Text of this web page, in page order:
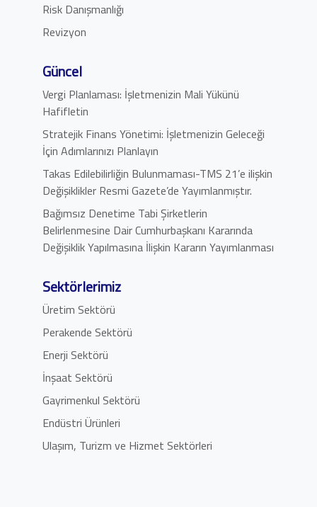
Risk Danışmanlığı
Revizyon
Güncel
Vergi Planlaması: İşletmenizin Mali Yükünü
Hafifletin
Stratejik Finans Yönetimi: İşletmenizin Geleceği
İçin Adımlarınızı Planlayın
Takas Edilebilirliğin Bulunmaması-TMS 21’e ilişkin
Değişiklikler Resmi Gazete’de Yayımlanmıştır.
Bağımsız Denetime Tabi Şirketlerin
Belirlenmesine Dair Cumhurbaşkanı Kararında
Değişiklik Yapılmasına İlişkin Kararın Yayımlanması
Sektörlerimiz
Üretim Sektörü
Perakende Sektörü
Enerji Sektörü
İnşaat Sektörü
Gayrimenkul Sektörü
Endüstri Ürünleri
Ulaşım, Turizm ve Hizmet Sektörleri